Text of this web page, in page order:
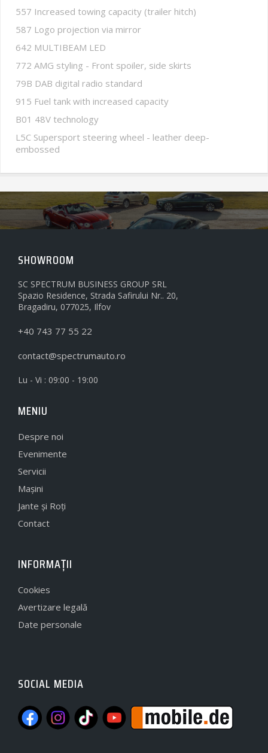
557 Increased towing capacity (trailer hitch)
587 Logo projection via mirror
642 MULTIBEAM LED
772 AMG styling - Front spoiler, side skirts
79B DAB digital radio standard
915 Fuel tank with increased capacity
B01 48V technology
L5C Supersport steering wheel - leather deep-
embossed
SHOWROOM
SC SPECTRUM BUSINESS GROUP SRL
Spazio Residence, Strada Safirului Nr.. 20,
Bragadiru, 077025, Ilfov
+40 743 77 55 22
contact@spectrumauto.ro
Lu - Vi : 09:00 - 19:00
MENIU
Despre noi
Evenimente
Servicii
Mașini
Jante și Roți
Contact
INFORMAȚII
Cookies
Avertizare legală
Date personale
SOCIAL MEDIA